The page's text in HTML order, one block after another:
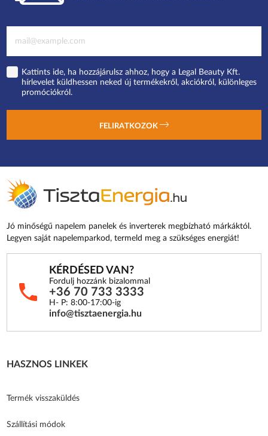
Kattints ide, ha hozzájárulsz ahhoz, hogy a Legal Beauty Kft.
hírlevelet küldhessen neked új termékekről, akciókról, különleges
promóciókról.
FELIRATKOZOK
Jó minőségű napelem panelek és inverterek megbízható márkáktól.
Legyen saját napelemparkod, termeld meg a szükséges energiát!
KÉRDÉSED VAN?
Fordulj hozzánk bizalommal
+36 70 733 3333
H- P: 8:00-17:00-ig
info@tisztaenergia.hu
HASZNOS LINKEK
Termék visszaküldés
Szállítási módok